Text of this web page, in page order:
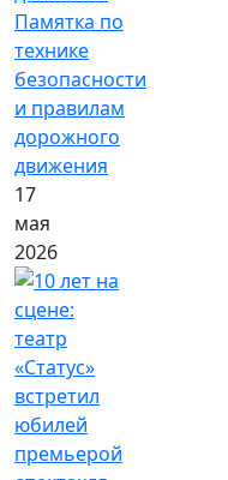
Памятка по
технике
безопасности
и правилам
дорожного
движения
17
мая
2026